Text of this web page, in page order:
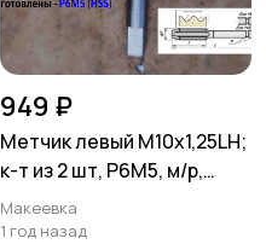
949 ₽
Метчик левый М10х1,25LH;
к-т из 2 шт, Р6М5, м/р,
80/24 мм, мелкий шаг
Макеевка
1 год назад